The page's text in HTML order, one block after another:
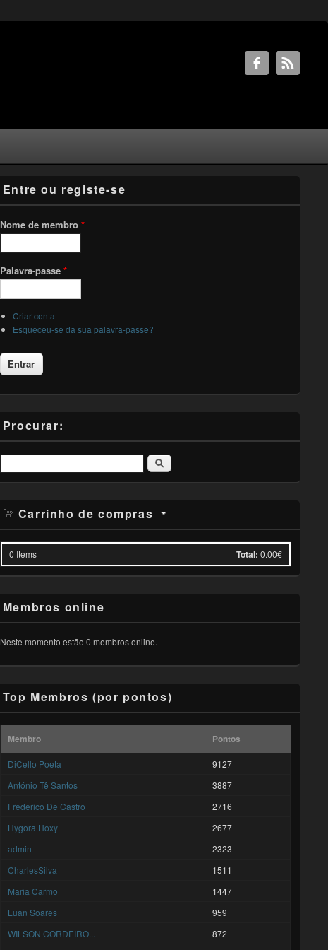
Entre ou registe-se
Nome de membro *
Palavra-passe *
Criar conta
Esqueceu-se da sua palavra-passe?
Procurar:
Pesquisar
Carrinho de compras
0 Items Total: 0.00€
Membros online
Neste momento estão 0 membros online.
Top Membros (por pontos)
Membro Pontos
DiCello Poeta
9127
António Tê Santos
3887
Frederico De Castro
2716
Hygora Hoxy
2677
admin
2323
CharlesSilva
1511
Maria Carmo
1447
Luan Soares
959
WILSON CORDEIRO...
872